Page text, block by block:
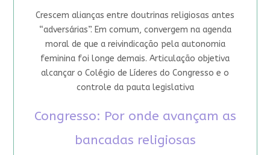
Crescem alianças entre doutrinas religiosas antes
“adversárias”. Em comum, convergem na agenda
moral de que a reivindicação pela autonomia
feminina foi longe demais. Articulação objetiva
alcançar o Colégio de Líderes do Congresso e o
controle da pauta legislativa
Congresso: Por onde avançam as
bancadas religiosas